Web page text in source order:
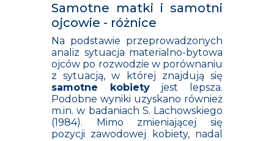
Samotne matki i samotni
ojcowie - różnice
Na podstawie przeprowadzonych
analiz sytuacja materialno-bytowa
ojców po rozwodzie w porównaniu
z sytuacją, w której znajdują się
samotne kobietyjest lepsza.
Podobne wyniki uzyskano również
m.in. w badaniach S. Lachowskiego
(1984). Mimo zmieniającej się
pozycji zawodowej kobiety, nadal